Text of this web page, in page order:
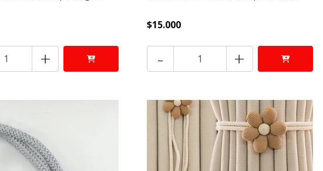
+
$15.000
- +